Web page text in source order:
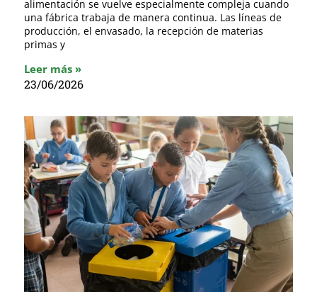
alimentación se vuelve especialmente compleja cuando
una fábrica trabaja de manera continua. Las líneas de
producción, el envasado, la recepción de materias
primas y
Leer más »
23/06/2026